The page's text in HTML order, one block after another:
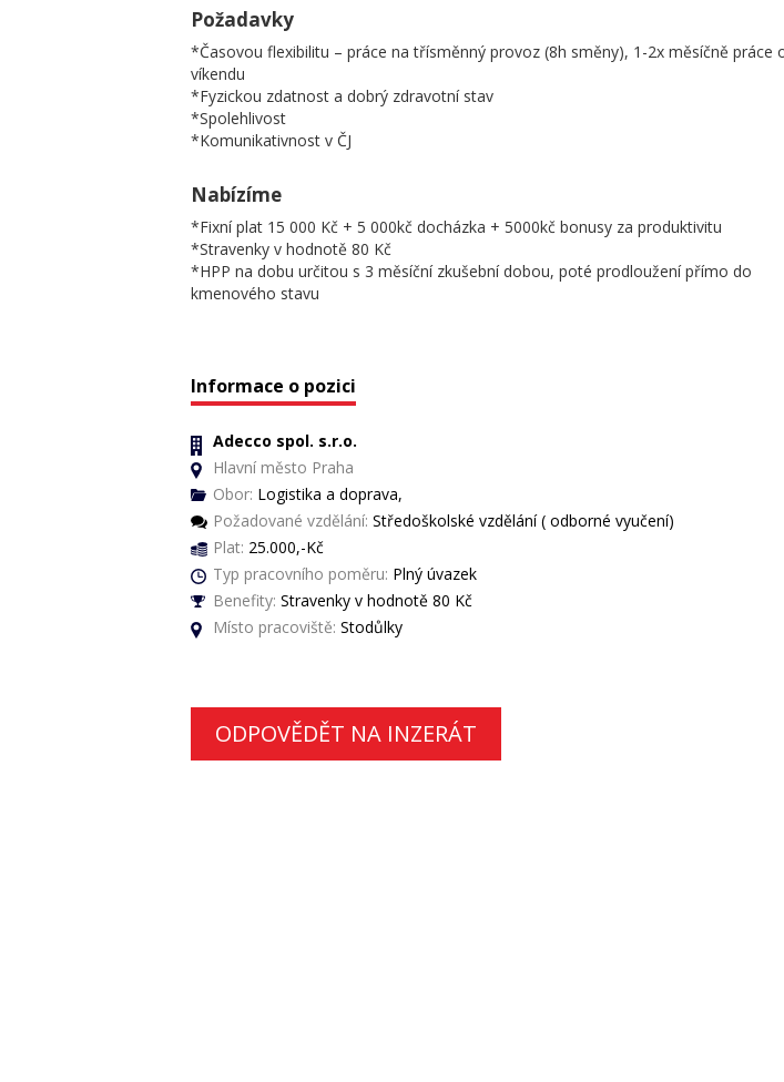
Požadavky
*Časovou flexibilitu – práce na třísměnný provoz (8h směny), 1-2x měsíčně práce
víkendu
*Fyzickou zdatnost a dobrý zdravotní stav
*Spolehlivost
*Komunikativnost v ČJ
Nabízíme
*Fixní plat 15 000 Kč + 5 000kč docházka + 5000kč bonusy za produktivitu
*Stravenky v hodnotě 80 Kč
*HPP na dobu určitou s 3 měsíční zkušební dobou, poté prodloužení přímo do
kmenového stavu
Informace o pozici
Adecco spol. s.r.o.
Hlavní město Praha
Obor: Logistika a doprava,
Požadované vzdělání: Středoškolské vzdělání ( odborné vyučení)
Plat: 25.000,-Kč
Typ pracovního poměru: Plný úvazek
Benefity: Stravenky v hodnotě 80 Kč
Místo pracoviště: Stodůlky
ODPOVĚDĚT NA INZERÁT